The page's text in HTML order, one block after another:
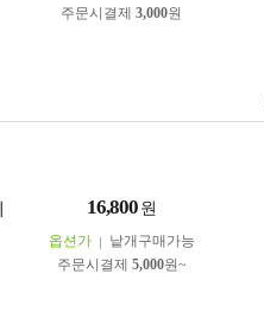
주문시결제 3,000원
16,800 원
옵션가
낱개구매가능
주문시결제 5,000원~